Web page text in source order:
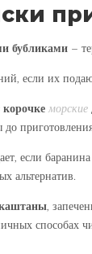
бубликами –
если их
корочке морские
если
альтернатив.
,
способах